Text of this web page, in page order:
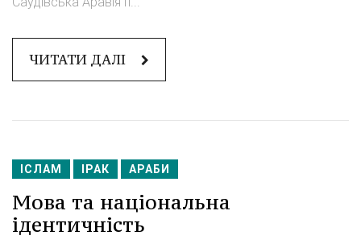
ЧИТАТИ ДАЛІ
ІСЛАМ ІРАК АРАБИ
Мова та національна
ідентичність